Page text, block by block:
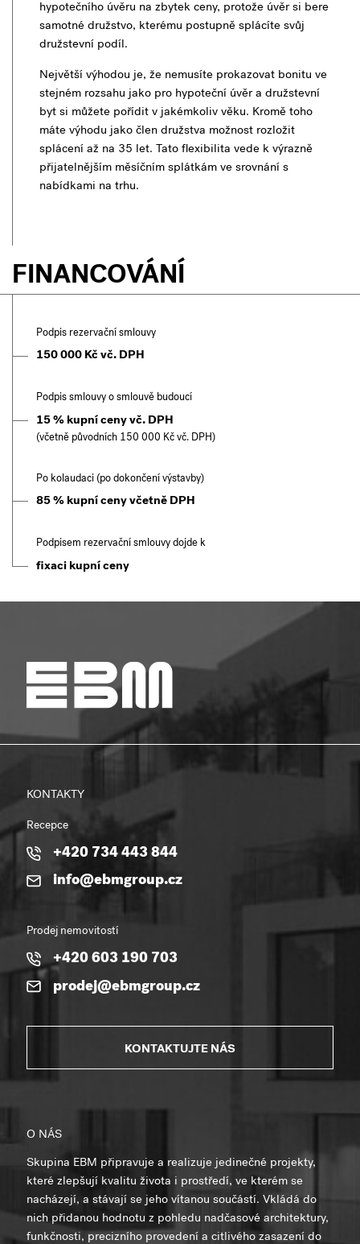
hypotečního úvěru na zbytek ceny, protože úvěr si bere
samotné družstvo, kterému postupně splácíte svůj
družstevní podíl.
Největší výhodou je, že nemusíte prokazovat bonitu ve
stejném rozsahu jako pro hypoteční úvěr a družstevní
byt si můžete pořídit v jakémkoliv věku. Kromě toho
máte výhodu jako člen družstva možnost rozložit
splácení až na 35 let. Tato flexibilita vede k výrazně
přijatelnějším měsíčním splátkám ve srovnání s
nabídkami na trhu.
FINANCOVÁNÍ
Podpis rezervační smlouvy
150 000 Kč vč. DPH
Podpis smlouvy o smlouvě budoucí
15 % kupní ceny vč. DPH
(včetně původních 150 000 Kč vč. DPH)
Po kolaudaci (po dokončení výstavby)
85 % kupní ceny včetně DPH
Podpisem rezervační smlouvy dojde k
fixaci kupní ceny
KONTAKTY
Recepce
+420 734 443 844
info@ebmgroup.cz
Prodej nemovitostí
+420 603 190 703
prodej@ebmgroup.cz
KONTAKTUJTE NÁS
O NÁS
Skupina EBM připravuje a realizuje jedinečné projekty,
které zlepšují kvalitu života i prostředí, ve kterém se
nacházejí, a stávají se jeho vítanou součástí. Vkládá do
nich přidanou hodnotu z pohledu nadčasové architektury,
funkčnosti, precizního provedení a citlivého zasazení do